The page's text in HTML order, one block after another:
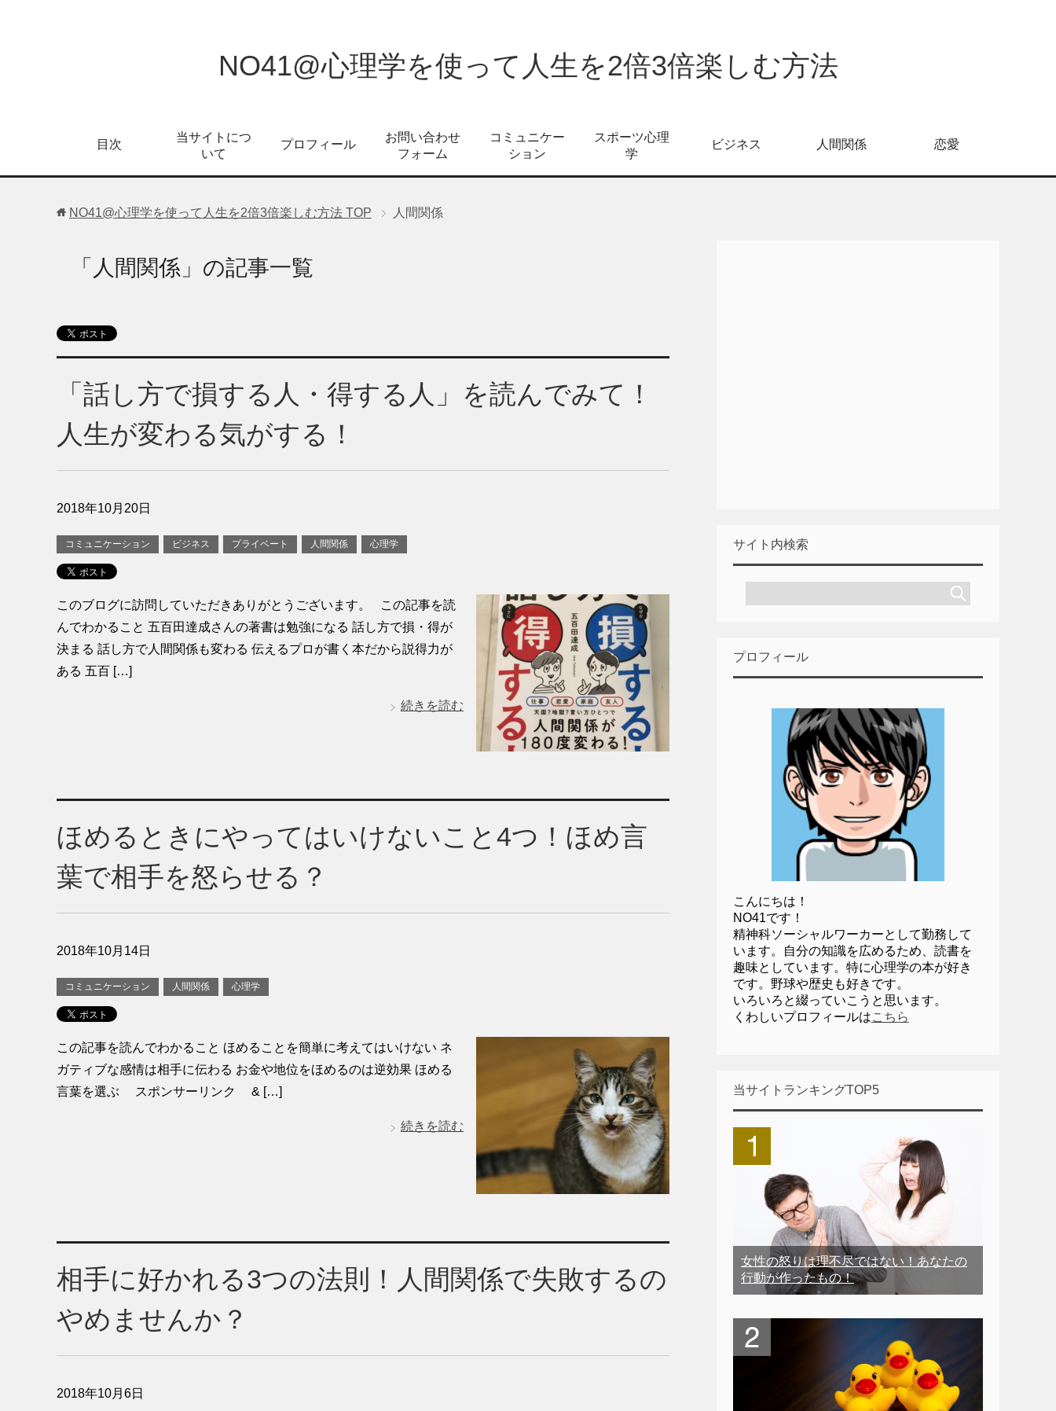
NO41@心理学を使って人生を2倍3倍楽しむ方法
目次
当サイトにつ
いて
プロフィール
お問い合わせ
フォーム
コミュニケー
ション
スポーツ心理
学
ビジネス 人間関係 恋愛
NO41@心理学を使って人生を2倍3倍楽しむ方法 TOP 人間関係
「人間関係」の記事一覧
「話し方で損する人・得する人」を読んでみて！
人生が変わる気がする！
2018年10月20日
コミュニケーション ビジネス プライベート 人間関係 心理学
このブログに訪問していただきありがとうございます。 この記事を読
んでわかること 五百田達成さんの著書は勉強になる 話し方で損・得が
決まる 話し方で人間関係も変わる 伝えるプロが書く本だから説得力が
ある 五百 […]
続きを読む
ほめるときにやってはいけないこと4つ！ほめ言
葉で相手を怒らせる？
2018年10月14日
コミュニケーション 人間関係 心理学
この記事を読んでわかること ほめることを簡単に考えてはいけない ネ
ガティブな感情は相手に伝わる お金や地位をほめるのは逆効果 ほめる
言葉を選ぶ スポンサーリンク & […]
続きを読む
相手に好かれる3つの法則！人間関係で失敗するの
やめませんか？
2018年10月6日
サイト内検索
プロフィール
こんにちは！
NO41です！
精神科ソーシャルワーカーとして勤務して
います。自分の知識を広めるため、読書を
趣味としています。特に心理学の本が好き
です。野球や歴史も好きです。
いろいろと綴っていこうと思います。
くわしいプロフィールはこちら
当サイトランキングTOP5
女性の怒りは理不尽ではない！あなたの
行動が作ったもの！